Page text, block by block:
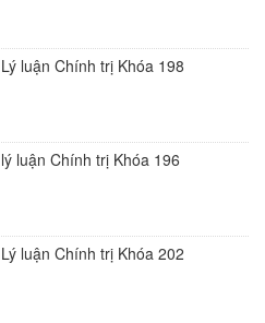
luận Chính trị Khóa 198
luận Chính trị Khóa 196
luận Chính trị Khóa 202